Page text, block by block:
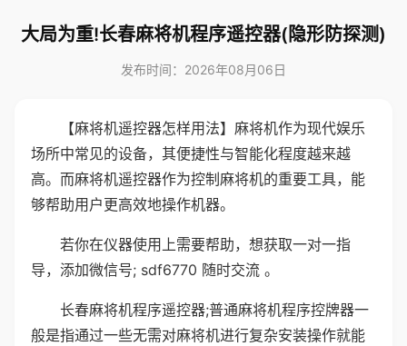
大局为重!长春麻将机程序遥控器(隐形防探测)
发布时间：2026年08月06日
【麻将机遥控器怎样用法】麻将机作为现代娱乐
场所中常见的设备，其便捷性与智能化程度越来越
高。而麻将机遥控器作为控制麻将机的重要工具，能
够帮助用户更高效地操作机器。
若你在仪器使用上需要帮助，想获取一对一指
导，添加微信号; sdf6770 随时交流 。
长春麻将机程序遥控器;普通麻将机程序控牌器一
般是指通过一些无需对麻将机进行复杂安装操作就能